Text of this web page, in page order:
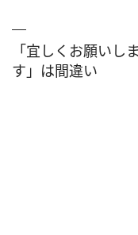
「宜しくお願いし
す」は間違い